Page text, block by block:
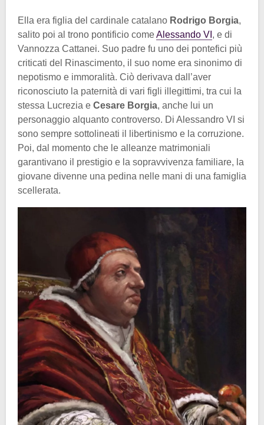
Ella era figlia del cardinale catalano Rodrigo Borgia,
salito poi al trono pontificio comeAlessando VI , e di
Vannozza Cattanei. Suo padre fu uno dei pontefici più
criticati del Rinascimento, il suo nome era sinonimo di
nepotismo e immoralità. Ciò derivava dall’aver
riconosciuto la paternità di vari figli illegittimi, tra cui la
stessa Lucrezia e Cesare Borgia, anche lui un
personaggio alquanto controverso. Di Alessandro VI si
sono sempre sottolineati il libertinismo e la corruzione.
Poi, dal momento che le alleanze matrimoniali
garantivano il prestigio e la sopravvivenza familiare, la
giovane divenne una pedina nelle mani di una famiglia
scellerata.